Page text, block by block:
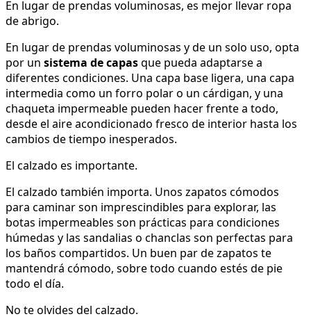
En lugar de prendas voluminosas, es mejor llevar ropa
de abrigo.
En lugar de prendas voluminosas y de un solo uso, opta
por un sistema de capasque pueda adaptarse a
diferentes condiciones. Una capa base ligera, una capa
intermedia como un forro polar o un cárdigan, y una
chaqueta impermeable pueden hacer frente a todo,
desde el aire acondicionado fresco de interior hasta los
cambios de tiempo inesperados.
El calzado es importante.
El calzado también importa. Unos zapatos cómodos
para caminar son imprescindibles para explorar, las
botas impermeables son prácticas para condiciones
húmedas y las sandalias o chanclas son perfectas para
los baños compartidos. Un buen par de zapatos te
mantendrá cómodo, sobre todo cuando estés de pie
todo el día.
No te olvides del calzado.